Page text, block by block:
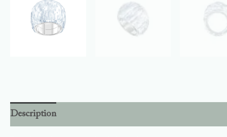
Description